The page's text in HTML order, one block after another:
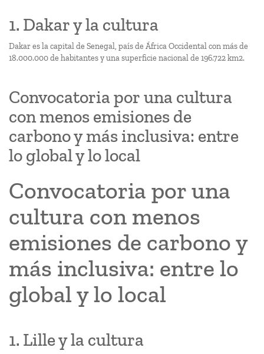
1. Dakar y la cultura
Dakar es la capital de Senegal, país de África Occidental con más de
18.000.000 de habitantes y una superficie nacional de 196.722 km2.
Convocatoria por una cultura
con menos emisiones de
carbono y más inclusiva: entre
lo global y lo local
Convocatoria por una
cultura con menos
emisiones de carbono y
más inclusiva: entre lo
global y lo local
1. Lille y la cultura